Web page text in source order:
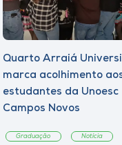
Quarto Arraiá
marca acolhimento
estudantes da Unoesc
Campos Novos
Graduação Notícia